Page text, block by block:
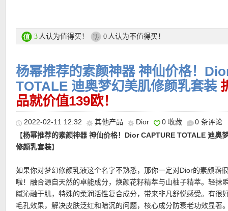
基调:沙巴茉莉与格拉斯茉莉(芬芳馥郁个性气质)
Dior真我经典浓香 活动链接在此
更多Dior产品 活动链接在此
★ 满59欧，75折优惠码：MOTHERSDAY
3 人认为值得买！ 0 人认为不值得买！
杨幂推荐的素颜神器 神仙价格！
TOTALE 迪奥梦幻美肌修颜乳套装
品就价值139欧！
2022-02-11 12:32 其他产品 Dior 0 收藏
0 条评论
【杨幂推荐的素颜神器 神仙价格！Dior CAPTURE TOTALE 迪奥
修颜乳套装】
如果你对梦幻修颜乳液这个名字不熟悉，那你一定对Dior的素颜霜
啦！融合源自天然的卓能成分，焕颜花籽精萃与山柚子精萃。轻抹
腻沁融于肌，特殊的柔润活性复合成分，带来非凡舒悦感受。有很
毛孔效果，解决皮肤泛红和暗沉的问题，核心成分防衰老功效显著